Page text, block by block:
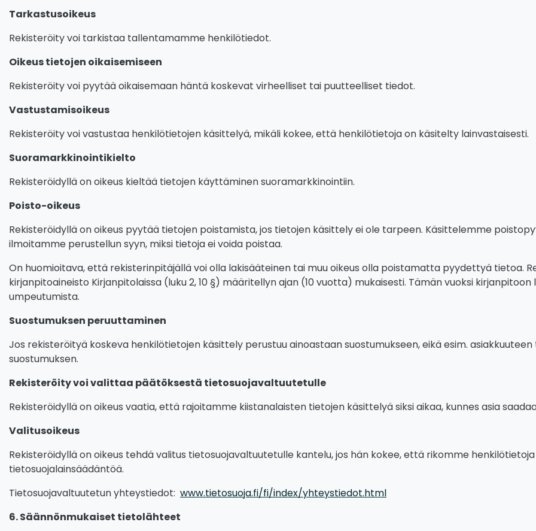
Tarkastusoikeus
Rekisteröity voi tarkistaa tallentamamme henkilötiedot.
Oikeus tietojen oikaisemiseen
Rekisteröity voi pyytää oikaisemaan häntä koskevat virheelliset tai puutteelliset tiedot.
Vastustamisoikeus
Rekisteröity voi vastustaa henkilötietojen käsittelyä, mikäli kokee, että henkilötietoja on käsitelty lainvastaisesti.
Suoramarkkinointikielto
Rekisteröidyllä on oikeus kieltää tietojen käyttäminen suoramarkkinointiin.
Poisto-oikeus
Rekisteröidyllä on oikeus pyytää tietojen poistamista, jos tietojen käsittely ei ole tarpeen. Käsittelemme
ilmoitamme perustellun syyn, miksi tietoja ei voida poistaa.
On huomioitava, että rekisterinpitäjällä voi olla lakisääteinen tai muu oikeus olla poistamatta pyydettyä tietoa.
kirjanpitoaineisto Kirjanpitolaissa (luku 2, 10 §) määritellyn ajan (10 vuotta) mukaisesti. Tämän vuoksi
umpeutumista.
Suostumuksen peruuttaminen
Jos rekisteröityä koskeva henkilötietojen käsittely perustuu ainoastaan suostumukseen, eikä esim.
suostumuksen.
Rekisteröity voi valittaa päätöksestä tietosuojavaltuutetulle
Rekisteröidyllä on oikeus vaatia, että rajoitamme kiistanalaisten tietojen käsittelyä siksi aikaa, kunnes asia
Valitusoikeus
Rekisteröidyllä on oikeus tehdä valitus tietosuojavaltuutetulle kantelu, jos hän kokee, että rikomme
tietosuojalainsäädäntöä.
Tietosuojavaltuutetun yhteystiedot: www.tietosuoja.fi/fi/index/yhteystiedot.html
6. Säännönmukaiset tietolähteet